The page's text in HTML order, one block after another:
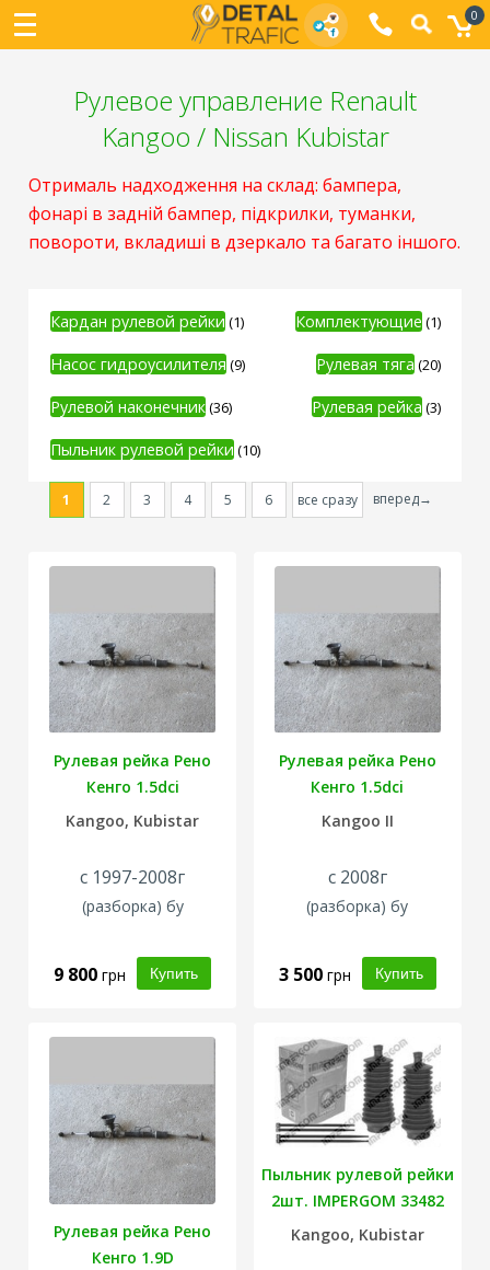
0
Рулевое управление Renault
Kangoo / Nissan Kubistar
Отрималь надходження на склад: бампера,
фонарі в задній бампер, підкрилки, туманки,
повороти, вкладиші в дзеркало та багато іншого.
Кардан рулевой рейки (1) Комплектующие (1)
Насос гидроусилителя (9) Рулевая тяга (20)
Рулевой наконечник(36) Рулевая рейка (3)
Пыльник рулевой рейки (10)
1 2 3 4 5 6 все сразу вперед→
Рулевая рейка Рено
Кенго 1.5dci
Kangoo, Kubistar
с 1997-2008г
(разборка) бу
9 800грн
Рулевая рейка Рено
Кенго 1.5dci
Kangoo II
с 2008г
(разборка) бу
3 500 грн
Рулевая рейка Рено
Кенго 1.9D
Пыльник рулевой рейки
2шт. IMPERGOM 33482
Kangoo, Kubistar